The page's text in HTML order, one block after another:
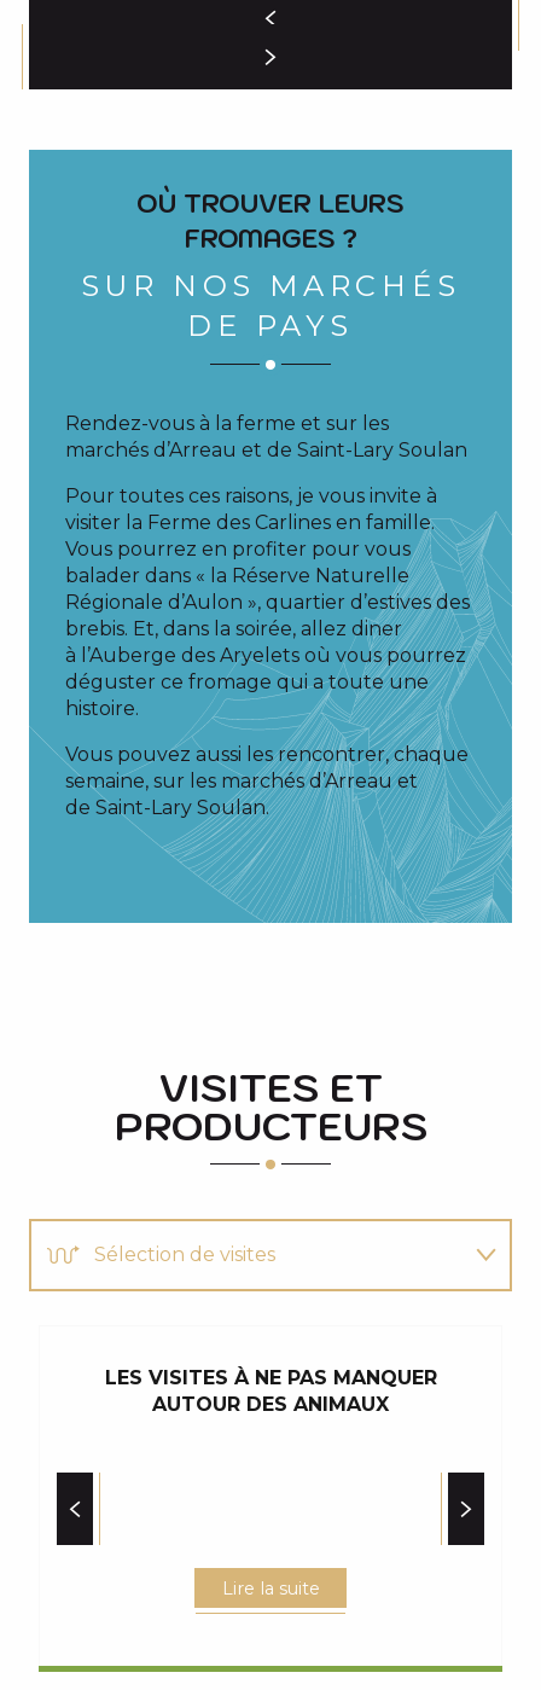
OÙ TROUVER LEURS
FROMAGES ?
SUR NOS MARCHÉS
DE PAYS
Rendez-vous à la ferme et sur les
marchés d’Arreau et de Saint-Lary Soulan
Pour toutes ces raisons, je vous invite à
visiter la Ferme des Carlines en famille.
Vous pourrez en profiter pour vous
balader dans « la Réserve Naturelle
Régionale d’Aulon », quartier d’estives des
brebis. Et, dans la soirée, allez diner
à l’Auberge des Aryelets où vous pourrez
déguster ce fromage qui a toute une
histoire.
Vous pouvez aussi les rencontrer, chaque
semaine, sur les marchés d’Arreau et
de Saint-Lary Soulan.
VISITES ET
PRODUCTEURS
Sélection de visites
Vous aimerez aussi
LES VISITES À NE PAS MANQUER
AUTOUR DES ANIMAUX
Lire la suite